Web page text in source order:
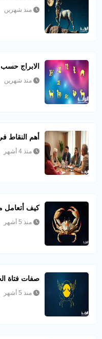
منذ شهرين
الابراج حسب
منذ شهرين
أهم النقاط
منذ 4 أشهر
كيف أتعامل
منذ 5 أشهر
صفات فتاة
منذ 5 أشهر